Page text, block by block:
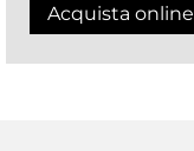
Acquista online